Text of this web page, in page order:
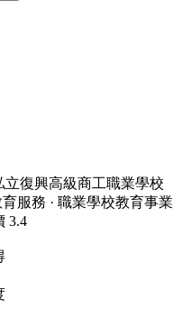
立復興高級商工職業學校
服務 · 職業學校教育事業
3.4